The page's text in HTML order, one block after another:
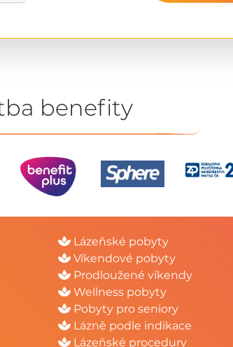
benefity
Lázeňské pobyty
Víkendové pobyty
Prodloužené víkendy
Wellness pobyty
Pobyty pro seniory
Lázně podle indikace
Lázeňské procedury